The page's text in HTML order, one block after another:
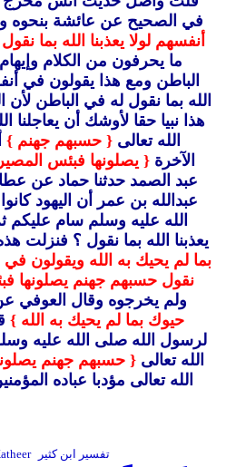
في الصحيح عن عائشة بنحوه
أنفسهم لولا يعذبنا الله بما
ما يحرفون من الكلام
الباطن ومع هذا يقولون في
الله بما نقول له في الباطن
هذا نبيا حقا لأوشك أن يعاجلنا
الله تعالى { حسبهم جهنم }
الآخرة { يصلونها فبئس
عبد الصمد حدثنا حماد عن
عبدالله بن عمر أن اليهود
الله عليه وسلم سام عليكم
يعذبنا الله بما نقول ؟ فنزلت
بما لم يحيك به الله ويقولون في
نقول حسبهم جهنم يصلونها
ولم يخرجوه وقال العوفي
حيوك بما لم يحيك به الله }
لرسول الله صلى الله عليه
الله تعالى { حسبهم جهنم
الله تعالى مؤدبا عباده
تفسير ابن كثير